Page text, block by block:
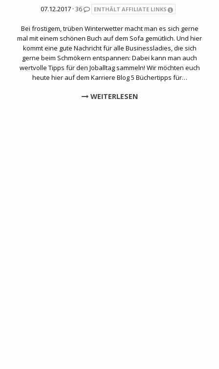
07.12.2017 · 36 ENTHÄLT AFFILIATE LINKS
Bei frostigem, trüben Winterwetter macht man es sich gerne
mal mit einem schönen Buch auf dem Sofa gemütlich. Und hier
kommt eine gute Nachricht für alle Businessladies, die sich
gerne beim Schmökern entspannen: Dabei kann man auch
wertvolle Tipps für den Joballtag sammeln! Wir möchten euch
heute hier auf dem Karriere Blog 5 Büchertipps für…
WEITERLESEN